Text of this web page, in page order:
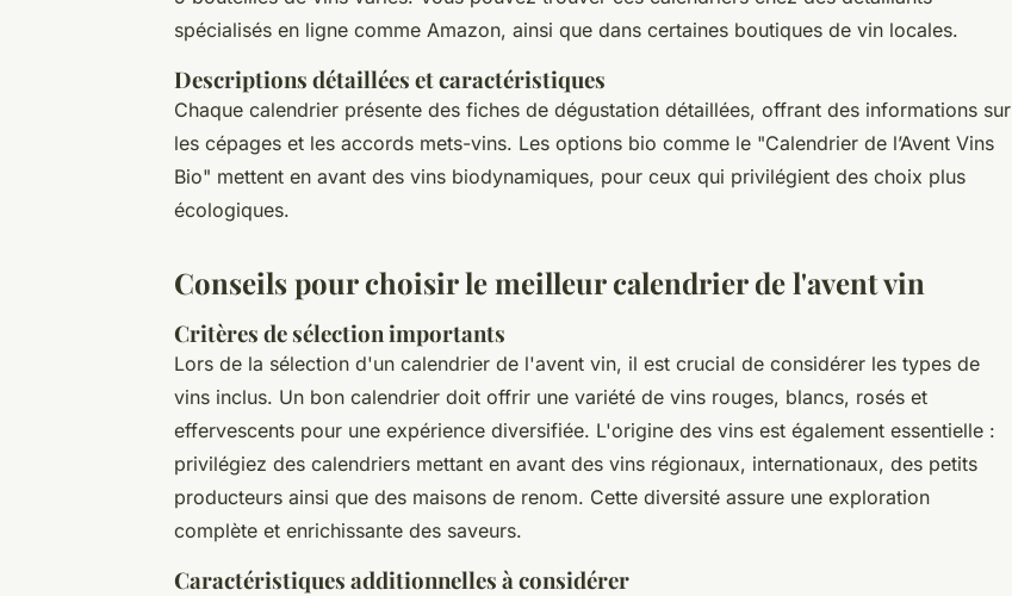
spécialisés en ligne comme Amazon, ainsi que dans certaines boutiques de vin locales.
Descriptions détaillées et caractéristiques
Chaque calendrier présente des fiches de dégustation détaillées, offrant des informations sur
les cépages et les accords mets-vins. Les options bio comme le "Calendrier de l’Avent Vins
Bio" mettent en avant des vins biodynamiques, pour ceux qui privilégient des choix plus
écologiques.
Conseils pour choisir le meilleur calendrier de l'avent vin
Critères de sélection importants
Lors de la sélection d'un calendrier de l'avent vin, il est crucial de considérer les types de
vins inclus. Un bon calendrier doit offrir une variété de vins rouges, blancs, rosés et
effervescents pour une expérience diversifiée. L'origine des vins est également essentielle :
privilégiez des calendriers mettant en avant des vins régionaux, internationaux, des petits
producteurs ainsi que des maisons de renom. Cette diversité assure une exploration
complète et enrichissante des saveurs.
Caractéristiques additionnelles à considérer